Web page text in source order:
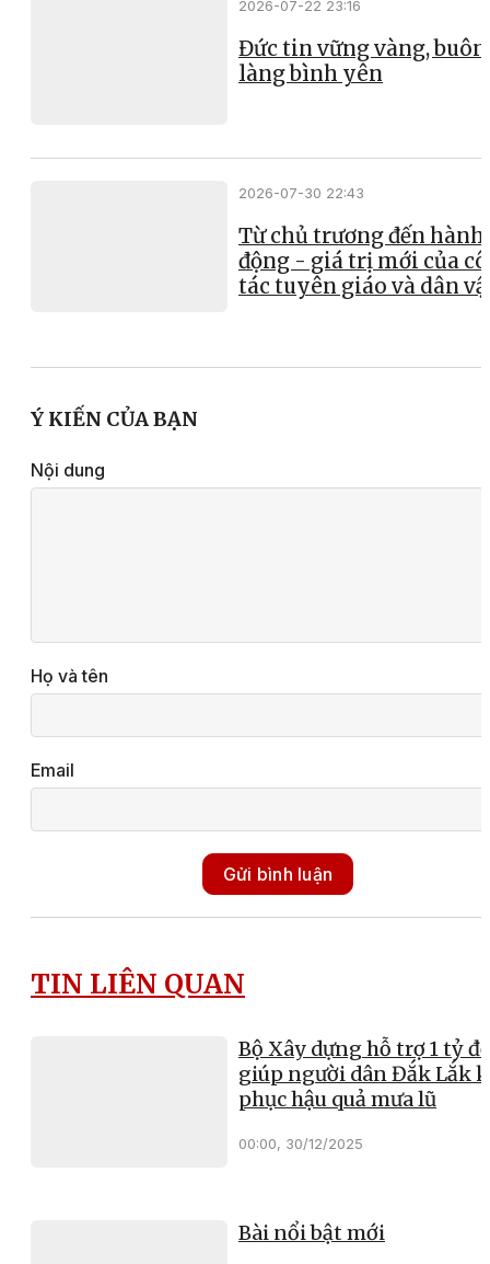
2026-07-22 23:16
Đức tin vững vàng, buôn
làng bình yên
2026-07-30 22:43
Từ chủ trương đến hành
động - giá trị mới của
tác tuyên giáo và dân
Ý KIẾN CỦA BẠN
Nội dung
Họ và tên
Email
Gửi bình luận
TIN LIÊN QUAN
Bộ Xây dựng hỗ trợ 1 tỷ
giúp người dân Đắk Lắk
phục hậu quả mưa lũ
00:00, 30/12/2025
Bài nổi bật mới